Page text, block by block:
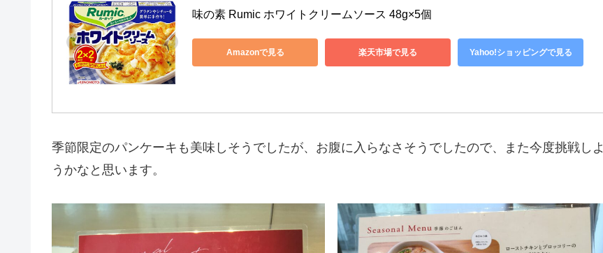
味の素 Rumic ホワイトクリームソース 48g×5個
Amazonで見る 楽天市場で見る Yahoo!ショッピングで見る
季節限定のパンケーキも美味しそうでしたが、お腹に入らなさそうでしたので、また今度挑戦しよ
うかなと思います。